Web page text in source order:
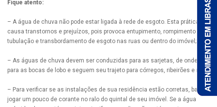
Fique atento:
– A água de chuva não pode estar ligada à rede de esgoto. Esta prática
causa transtornos e prejuízos, pois provoca entupimento, rompimento de
tubulação e transbordamento de esgoto nas ruas ou dentro do imóvel;
– As águas de chuva devem ser conduzidas para as sarjetas, de onde vão
para as bocas de lobo e seguem seu trajeto para córregos, ribeirões e rios;
– Para verificar se as instalações de sua residência estão corretas, basta
jogar um pouco de corante no ralo do quintal de seu imóvel. Se a água